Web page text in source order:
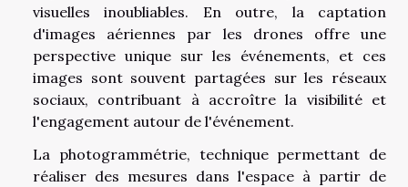
visuelles inoubliables. En outre, la captation
d'images aériennes par les drones offre une
perspective unique sur les événements, et ces
images sont souvent partagées sur les réseaux
sociaux, contribuant à accroître la visibilité et
l'engagement autour de l'événement.
La photogrammétrie, technique permettant de
réaliser des mesures dans l'espace à partir de